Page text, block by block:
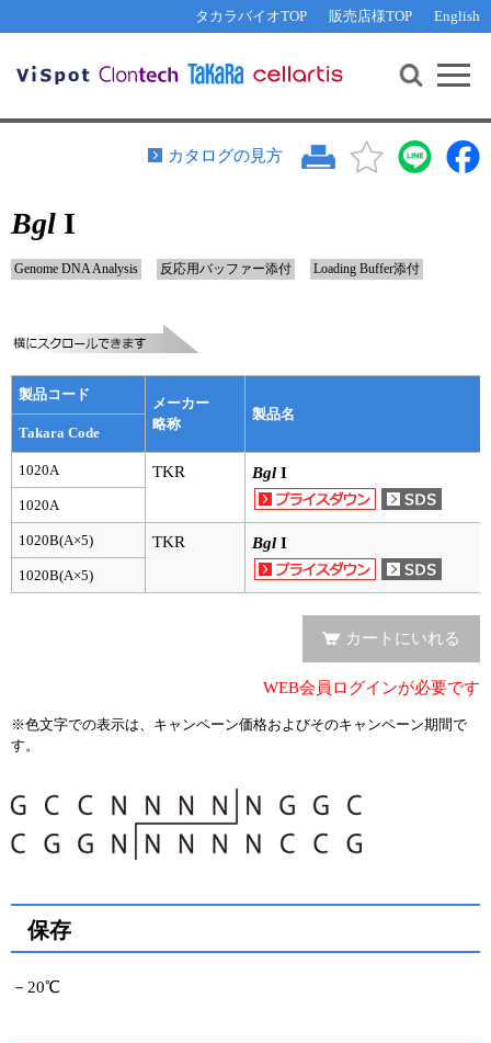
タカラバイオTOP 販売店様TOP English
機能解析・サイレンシング
PCR・等温増幅
リアルタイムPCR（qPCR）
テクニカルサポートライン
その他 ライセンスに関するご相談
遺伝子組換え生物該当製品
研究支援ツール
Cut-Site Navigator 制限酵素切断サイトの検索
In-Fusion Cloning プライマー設計
抗体検索サイト
リアルタイムPCR （インターカレーター法）
プライマー検索・注文
リアルタイムPCR（プローブ法）
プライマー・プローブ検索・注文
機器ソフトウェア・ベクター配列ダウンロード
ラーニングセンター
リアルタイムPCR実験ガイド
遺伝子検査ガイド（食品・水質・家畜他）
クローニング実験ガイド
エピジェネティクス実験ガイド
アプリケーションノート
お問い合わせ WEB会員登録
カタログの見方
Bgl I
Genome DNA Analysis 反応用バッファー添付 Loading Buffer添付
製品コード
メーカー
略称
製品名
Takara Code
1020A TKR Bgl I
1020A
1020B(A×5) TKR Bgl I
1020B(A×5)
※色文字での表示は、キャンペーン価格およびそのキャンペーン期間で
す。
カートにいれる
WEB会員ログインが必要です
保存
－20℃